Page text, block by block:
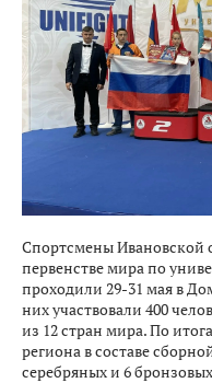
Спортсмены Ивановской
первенстве мира по
проходили 29-31 мая в
них участвовали 400
из 12 стран мира. По
региона в составе
серебряных и 6